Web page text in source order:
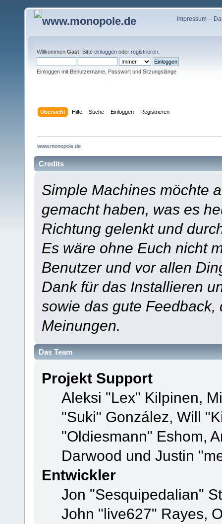
Impressum--
Willkommen Gast . Bitte einloggen oder registrieren
Einloggen mit Benutzername, Passwort und Sitzungslänge
Übersicht Hilfe Suche Einloggen Registrieren
www.monopole.de
Credits
Simple Machines möchte
gemacht haben, was es
Richtung gelenkt und
Es wäre ohne Euch nicht
Benutzer und vor allen
Dank für das Installieren
sowie das gute
Meinungen.
Das Team
Projekt Support
Aleksi "Lex" Kilpinen,
"Suki" González, Will
"Oldiesmann" Eshom,
Darwood und Justin
Entwickler
Jon "Sesquipedalian"
John "live627" Rayes,